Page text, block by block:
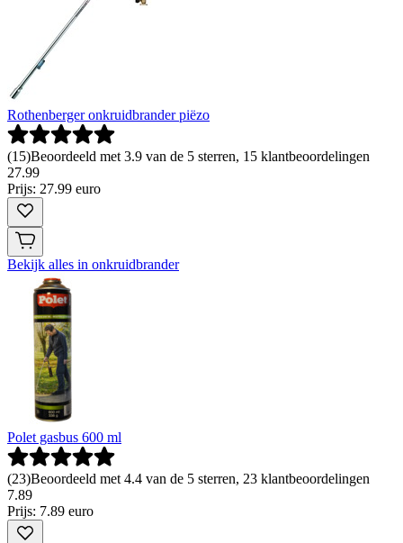
Rothenberger onkruidbrander piëzo
(15)Beoordeeld met 3.9 van de 5 sterren, 15 klantbeoordelingen
27.99
Prijs: 27.99 euro
Bekijk alles in onkruidbrander
Polet gasbus 600 ml
(23)Beoordeeld met 4.4 van de 5 sterren, 23 klantbeoordelingen
7.89
Prijs: 7.89 euro